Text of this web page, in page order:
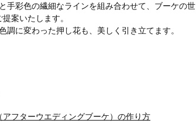
手彩色の繊細なラインを組み合わせて、ブーケの世
案いたします。
調に変わった押し花も、美しく引き立てます。
アフターウエディングブーケ）の作り方